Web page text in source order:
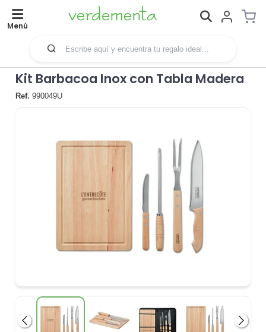
Menú
Kit Barbacoa Inox con Tabla Madera
Ref. 990049U
Anterior